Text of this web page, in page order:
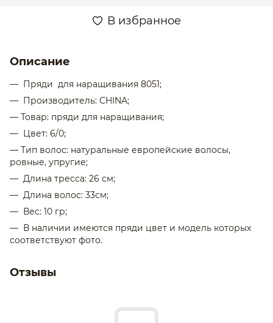
В избранное
Описание
— Пряди для наращивания 8051;
— Производитель: CHINA;
— Товар: пряди для наращивания;
— Цвет: 6/0;
— Тип волос: натуральные европейские волосы,
ровные, упругие;
— Длина тресса: 26 см;
— Длина волос: 33см;
— Вес: 10 гр;
— В наличии имеются пряди цвет и модель которых
соответствуют фото.
Отзывы